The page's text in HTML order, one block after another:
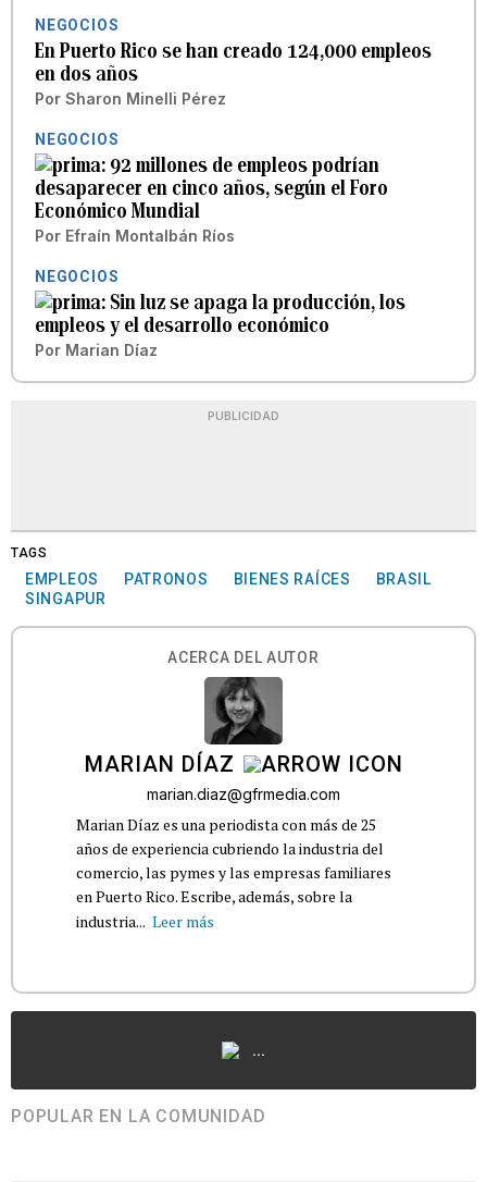
NEGOCIOS
En Puerto Rico se han creado 124,000 empleos
en dos años
Por Sharon Minelli Pérez
NEGOCIOS
92 millones de empleos podrían
desaparecer en cinco años, según el Foro
Económico Mundial
Por Efraín Montalbán Ríos
NEGOCIOS
Sin luz se apaga la producción, los
empleos y el desarrollo económico
Por Marian Díaz
PUBLICIDAD
TAGS
EMPLEOS PATRONOS BIENES RAÍCES
BRASIL
SINGAPUR
ACERCA DEL AUTOR
MARIAN DÍAZ
marian.diaz@gfrmedia.com
Marian Díaz es una periodista con más de 25
años de experiencia cubriendo la industria del
comercio, las pymes y las empresas familiares
en Puerto Rico. Escribe, además, sobre la
industria... Leer más
...
POPULAR EN LA COMUNIDAD